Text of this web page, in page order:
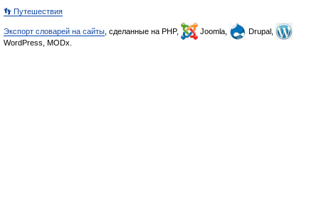
👣 Путешествия
Экспорт словарей на сайты , сделанные на PHP, Joomla,
Drupal,
WordPress, MODx.